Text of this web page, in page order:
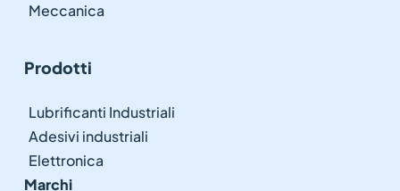
Meccanica
Prodotti
Lubrificanti Industriali
Adesivi industriali
Elettronica
Marchi